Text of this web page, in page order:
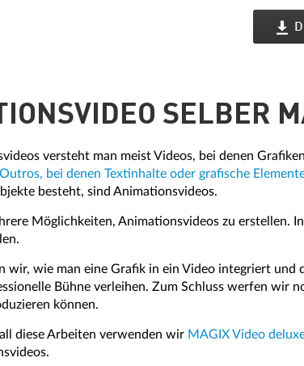
SELBER
versteht man meist Videos, bei denen
bei denen Textinhalte oder grafische
besteht, sind Animationsvideos.
Möglichkeiten, Animationsvideos zu
wir, wie man eine Grafik in ein Video integriert
Bühne verleihen. Zum Schluss werfen wir
können.
diese Arbeiten verwenden wir MAGIX Video